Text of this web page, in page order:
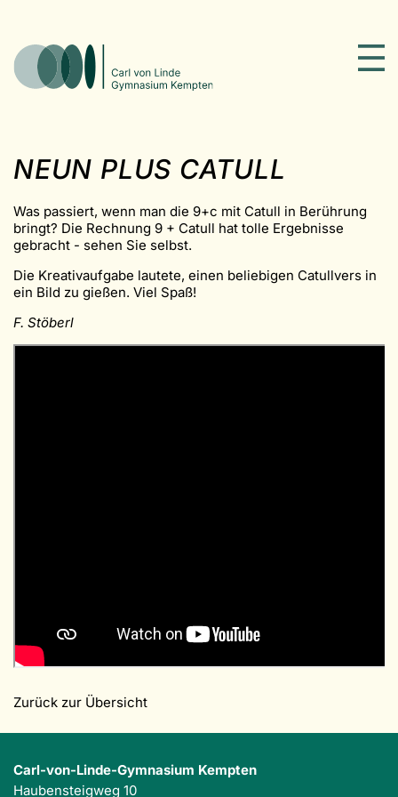
NEUN PLUS CATULL
Was passiert, wenn man die 9+c mit Catull in Berührung
bringt? Die Rechnung 9 + Catull hat tolle Ergebnisse
gebracht - sehen Sie selbst.
Die Kreativaufgabe lautete, einen beliebigen Catullvers in
ein Bild zu gießen. Viel Spaß!
F. Stöberl
Zurück zur Übersicht
Carl-von-Linde-Gymnasium Kempten
Haubensteigweg 10